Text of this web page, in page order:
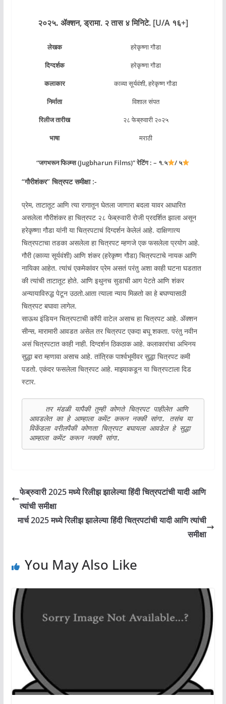
२०२५. ॲक्शन, ड्रामा. २ तास ४ मिनिटे. [U/A १६+]
लेखक
हरेकृष्णा गौडा
दिग्दर्शक
हरेकृष्णा गौडा
कलाकार
काव्या सूर्यवंशी, हरेकृष्ण गौडा
निर्माता
विशाल संपत
रिलीज तारीख
२८ फेब्रुवारी २०२५
भाषा
मराठी
“जगभरून फिल्म्स (Jugbharun Films)” रेटिंग : – १.५ / ५
“गौरीशंकर” चित्रपट समीक्षा :-
प्रेम, ताटातूट आणि त्या रागातून घेतला जाणारा बदला यावर आधारित
असलेला गौरीशंकर हा चित्रपट २८ फेब्रुवारी रोजी प्रदर्शित झाला असून
हरेकृष्णा गौडा यांनी या चित्रपटाचं दिग्दर्शन केलेलं आहे. दाक्षिणात्य
चित्रपटाचा तडका असलेला हा चित्रपट म्हणजे एक फसलेला प्रयोग आहे.
गौरी (काव्या सूर्यवंशी) आणि शंकर (हरेकृष्ण गौडा) चित्रपटाचे नायक आणि
नायिका आहेत. त्यांचं एकमेकांवर प्रेम असतं परंतु अशा काही घटना घडतात
की त्यांची ताटातूट होते. आणि इथुनच सुडाची आग पेटते आणि शंकर
अन्यायाविरुद्ध पेटून उठतो.आता त्याला न्याय मिळतो का हे बघण्यासाठी
चित्रपट बघावा लागेल.
साऊथ इंडियन चित्रपटाची कॉपी वाटेल असाच हा चित्रपट आहे. ॲक्शन
सीन्स, मारामारी आवडत असेल तर चित्रपट एकदा बघू शकता. परंतु नवीन
असं चित्रपटात काही नाही. दिग्दर्शन ठिकठाक आहे. कलाकारांचा अभिनय
सुद्धा बरा म्हणावा असाच आहे. तांत्रिक पार्श्वभूमीवर सुद्धा चित्रपट कमी
पडतो. एकंदर फसलेला चित्रपट आहे. माझ्याकडून या चित्रपटाला दिड
स्टार.
आवडलेत का हे आम्हाला कमेंट करून नक्की सांगा. तसंच या
विकेंडला वरीलपैकी कोणता चित्रपट बघायला आवडेल हे सुद्धा
आम्हाला कमेंट करून नक्की सांगा.
फेब्रुवारी 2025 मध्ये रिलीझ झालेल्या हिंदी चित्रपटांची यादी आणि
त्यांची समीक्षा
मार्च 2025 मध्ये रिलीझ झालेल्या हिंदी चित्रपटांची यादी आणि त्यांची
समीक्षा
You May Also Like